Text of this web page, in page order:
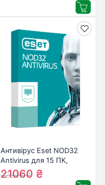
Антивірус Eset NOD32
Antivirus для 15 ПК,
лицензия на 3year
(16_15_3)
22646₴
21060 ₴